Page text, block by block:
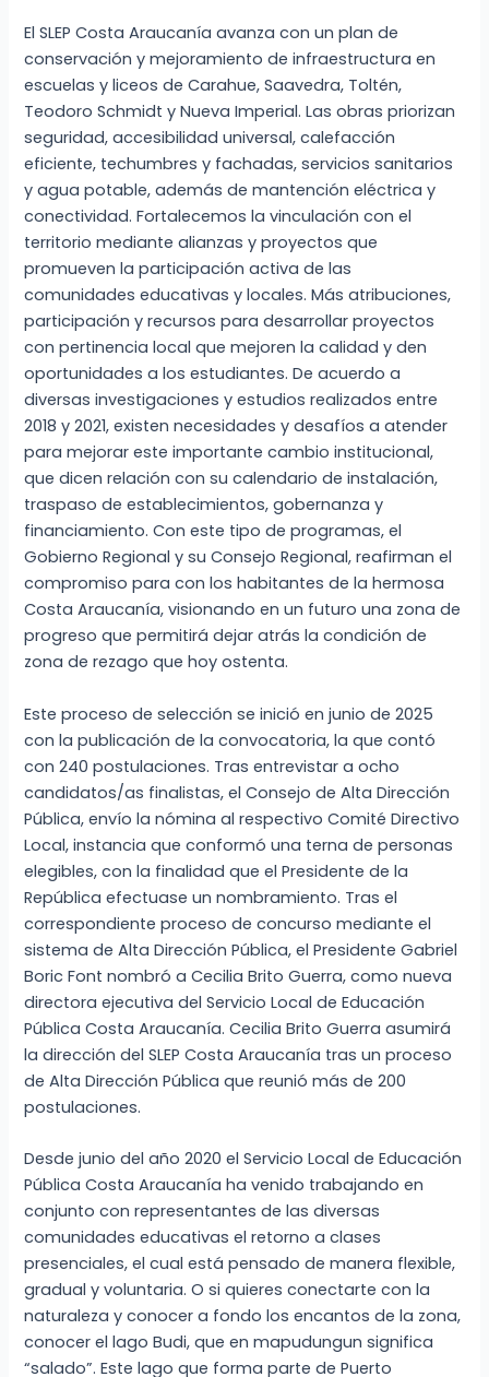
El SLEP Costa Araucanía avanza con un plan de
conservación y mejoramiento de infraestructura en
escuelas y liceos de Carahue, Saavedra, Toltén,
Teodoro Schmidt y Nueva Imperial. Las obras priorizan
seguridad, accesibilidad universal, calefacción
eficiente, techumbres y fachadas, servicios sanitarios
y agua potable, además de mantención eléctrica y
conectividad. Fortalecemos la vinculación con el
territorio mediante alianzas y proyectos que
promueven la participación activa de las
comunidades educativas y locales. Más atribuciones,
participación y recursos para desarrollar proyectos
con pertinencia local que mejoren la calidad y den
oportunidades a los estudiantes. De acuerdo a
diversas investigaciones y estudios realizados entre
2018 y 2021, existen necesidades y desafíos a atender
para mejorar este importante cambio institucional,
que dicen relación con su calendario de instalación,
traspaso de establecimientos, gobernanza y
financiamiento. Con este tipo de programas, el
Gobierno Regional y su Consejo Regional, reafirman el
compromiso para con los habitantes de la hermosa
Costa Araucanía, visionando en un futuro una zona de
progreso que permitirá dejar atrás la condición de
zona de rezago que hoy ostenta.
Este proceso de selección se inició en junio de 2025
con la publicación de la convocatoria, la que contó
con 240 postulaciones. Tras entrevistar a ocho
candidatos/as finalistas, el Consejo de Alta Dirección
Pública, envío la nómina al respectivo Comité Directivo
Local, instancia que conformó una terna de personas
elegibles, con la finalidad que el Presidente de la
República efectuase un nombramiento. Tras el
correspondiente proceso de concurso mediante el
sistema de Alta Dirección Pública, el Presidente Gabriel
Boric Font nombró a Cecilia Brito Guerra, como nueva
directora ejecutiva del Servicio Local de Educación
Pública Costa Araucanía. Cecilia Brito Guerra asumirá
la dirección del SLEP Costa Araucanía tras un proceso
de Alta Dirección Pública que reunió más de 200
postulaciones.
Desde junio del año 2020 el Servicio Local de Educación
Pública Costa Araucanía ha venido trabajando en
conjunto con representantes de las diversas
comunidades educativas el retorno a clases
presenciales, el cual está pensado de manera flexible,
gradual y voluntaria. O si quieres conectarte con la
naturaleza y conocer a fondo los encantos de la zona,
conocer el lago Budi, que en mapudungun significa
“salado”. Este lago que forma parte de Puerto